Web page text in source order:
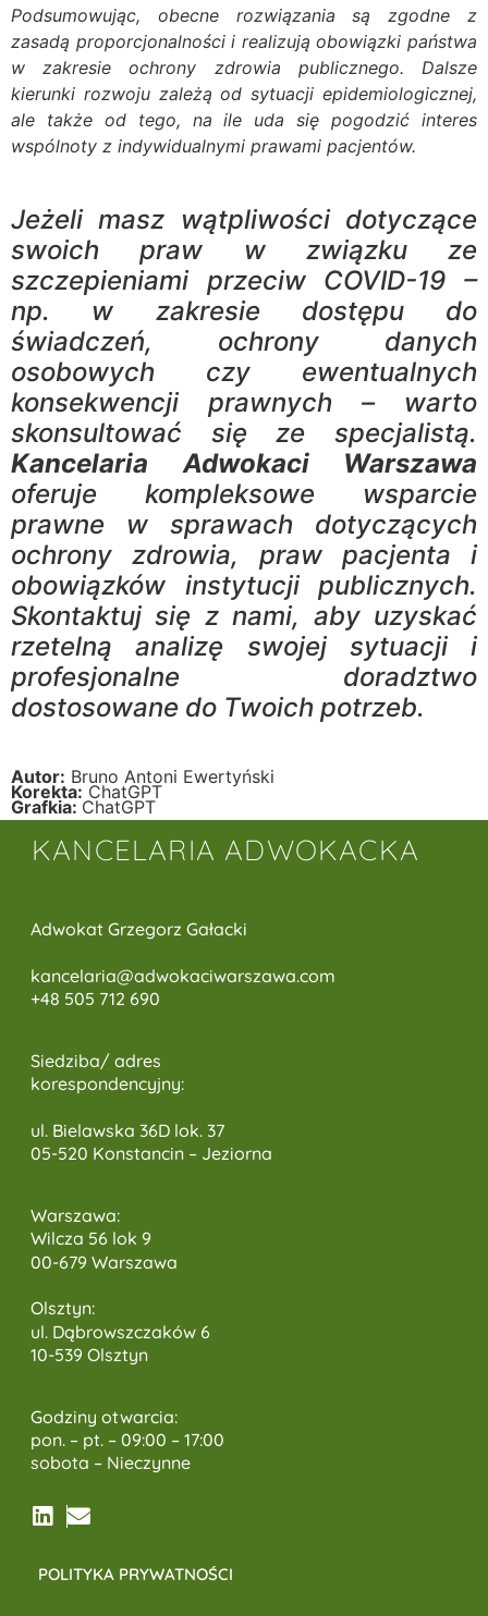
Podsumowując, obecne rozwiązania są zgodne z
zasadą proporcjonalności i realizują obowiązki państwa
w zakresie ochrony zdrowia publicznego. Dalsze
kierunki rozwoju zależą od sytuacji epidemiologicznej,
ale także od tego, na ile uda się pogodzić interes
wspólnoty z indywidualnymi prawami pacjentów.
Jeżeli masz wątpliwości dotyczące
swoich praw w związku ze
szczepieniami przeciw COVID-19 –
np. w zakresie dostępu do
świadczeń, ochrony danych
osobowych czy ewentualnych
konsekwencji prawnych – warto
skonsultować się ze specjalistą.
Kancelaria Adwokaci Warszawa
oferuje kompleksowe wsparcie
prawne w sprawach dotyczących
ochrony zdrowia, praw pacjenta i
obowiązków instytucji publicznych.
Skontaktuj się z nami, aby uzyskać
rzetelną analizę swojej sytuacji i
profesjonalne doradztwo
dostosowane do Twoich potrzeb.
Autor: Bruno Antoni Ewertyński
Korekta: ChatGPT
Grafkia: ChatGPT
KANCELARIA ADWOKACKA
Adwokat Grzegorz Gałacki
kancelaria@adwokaciwarszawa.com
+48 505 712 690
Siedziba/ adres
korespondencyjny:
ul. Bielawska 36D lok. 37
05-520 Konstancin – Jeziorna
Warszawa:
Wilcza 56 lok 9
00-679 Warszawa
Olsztyn:
ul. Dąbrowszczaków 6
10-539 Olsztyn
Godziny otwarcia:
pon. – pt. – 09:00 – 17:00
sobota – Nieczynne
POLITYKA PRYWATNOŚCI